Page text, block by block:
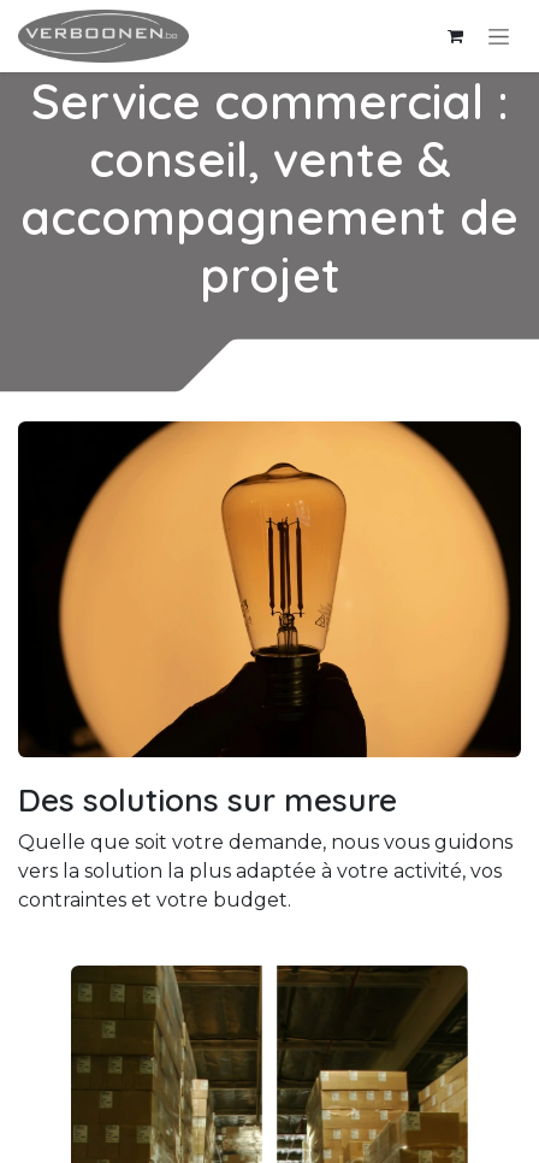
Se rendre au contenu
Service commercial :
conseil, vente &
accompagnement de
projet
Des solutions sur mesure
Quelle que soit votre demande, nous vous guidons
vers la solution la plus adaptée à votre activité, vos
contraintes et votre budget.